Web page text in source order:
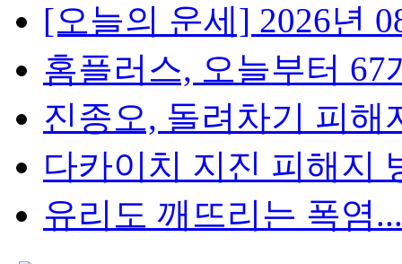
[오늘의 운세] 2026년
홈플러스, 오늘부터 67
진종오, 돌려차기 피해
다카이치 지진 피해지
유리도 깨뜨리는 폭염